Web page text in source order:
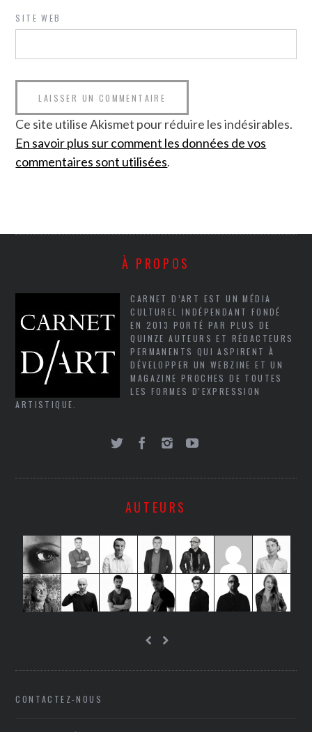
SITE WEB
Ce site utilise Akismet pour réduire les indésirables.
En savoir plus sur comment les données de vos
commentaires sont utilisées.
À PROPOS
CARNET D’ART EST UN MÉDIA
CULTUREL INDÉPENDANT FONDÉ
EN 2013 PORTÉ PAR PLUS DE
QUINZE AUTEURS ET RÉDACTEURS
PERMANENTS QUI ASPIRENT À
DÉVELOPPER UN WEBZINE ET UN
MAGAZINE PROCHES DE TOUTES
LES FORMES D'EXPRESSION
ARTISTIQUE.
AUTEURS
CONTACTEZ-NOUS